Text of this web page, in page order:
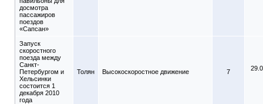
досмотра
пассажиров
поездов
«Сапсан»
Запуск
скоростного
поезда между
Санкт-
Петербургом и
Хельсинки
состоится 1
декабря 2010
года
Толян Высокоскоростное движение 7